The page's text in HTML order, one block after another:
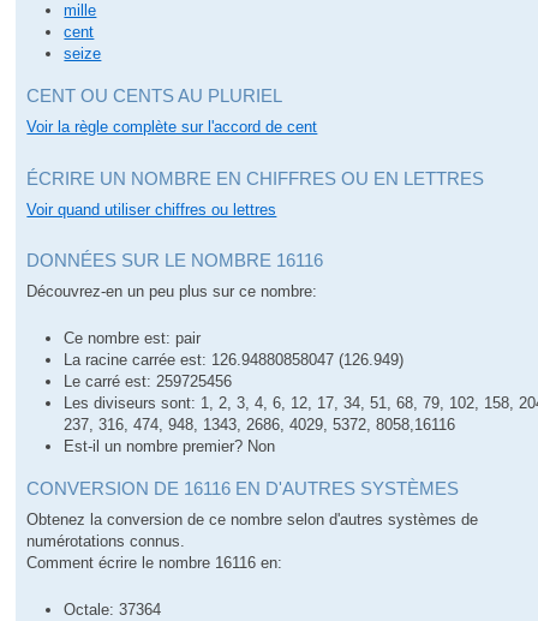
mille
cent
seize
CENT OU CENTS AU PLURIEL
Voir la règle complète sur l'accord de cent
ÉCRIRE UN NOMBRE EN CHIFFRES OU EN LETTRES
Voir quand utiliser chiffres ou lettres
DONNÉES SUR LE NOMBRE 16116
Découvrez-en un peu plus sur ce nombre:
Ce nombre est: pair
La racine carrée est: 126.94880858047 (126.949)
Le carré est: 259725456
Les diviseurs sont: 1, 2, 3, 4, 6, 12, 17, 34, 51, 68, 79, 102, 158,
237, 316, 474, 948, 1343, 2686, 4029, 5372, 8058,16116
Est-il un nombre premier? Non
CONVERSION DE 16116 EN D'AUTRES SYSTÈMES
Obtenez la conversion de ce nombre selon d'autres systèmes de
numérotations connus.
Comment écrire le nombre 16116 en:
Octale: 37364